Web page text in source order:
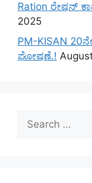
Ration ರೇಷನ್
2025
PM-KISAN
ಘೋಷಣೆ.!
for: